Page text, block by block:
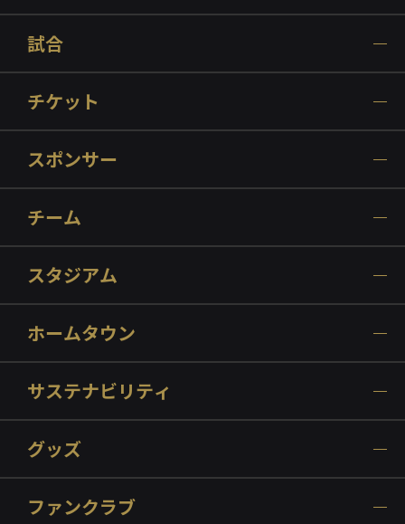
試合
チケット
スポンサー
チーム
スタジアム
ホームタウン
サステナビリティ
グッズ
ファンクラブ